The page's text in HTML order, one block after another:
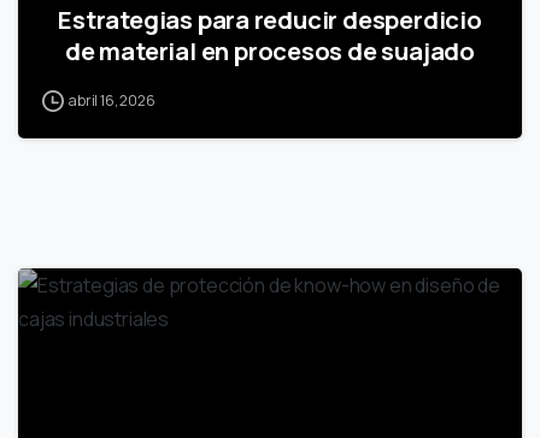
Estrategias para reducir desperdicio
de material en procesos de suajado
abril 16, 2026